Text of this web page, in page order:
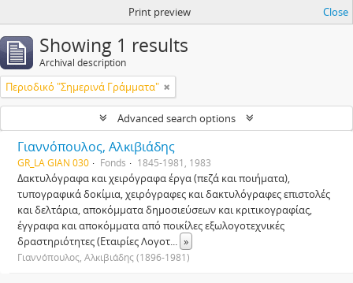
Print preview Close
Showing 1 results
Archival description
Περιοδικό "Σημερινά Γράμματα"
Advanced search options
Γιαννόπουλος, Αλκιβιάδης
GR_LA GIAN 030 Fonds 1845-1981, 1983
Δακτυλόγραφα και χειρόγραφα έργα (πεζά και ποιήματα),
τυπογραφικά δοκίμια, χειρόγραφες και δακτυλόγραφες επιστολές
και δελτάρια, αποκόμματα δημοσιεύσεων και κριτικογραφίας,
έγγραφα και αποκόμματα από ποικίλες εξωλογοτεχνικές
δραστηριότητες (Εταιρίες Λογοτ... »
Γιαννόπουλος, Αλκιβιάδης (1896-1981)